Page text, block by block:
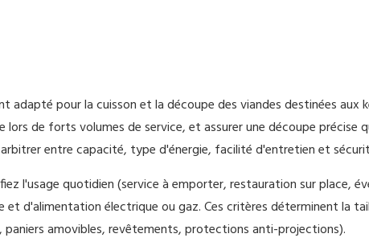
adapté pour la cuisson et la découpe des viandes destinées
lors de forts volumes de service, et assurer une découpe précise
entre capacité, type d'énergie, facilité d'entretien et
l'usage quotidien (service à emporter, restauration sur place,
et d'alimentation électrique ou gaz. Ces critères déterminent la
amovibles, revêtements, protections anti-projections).